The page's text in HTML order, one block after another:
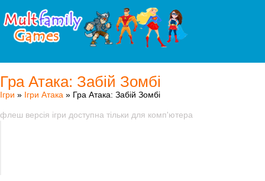
Гра Атака: Забій Зомбі
Ігри » Ігри Атака » Гра Атака: Забій Зомбі
флеш версія ігри доступна тільки для комп'ютера